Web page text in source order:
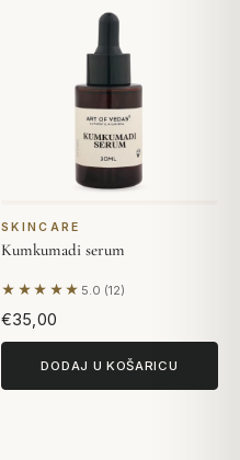
SKINCARE
Kumkumadi serum
★★★★★ 5.0 (12)
Na temelju 12 recenzija
€35,00
DODAJ U KOŠARICU